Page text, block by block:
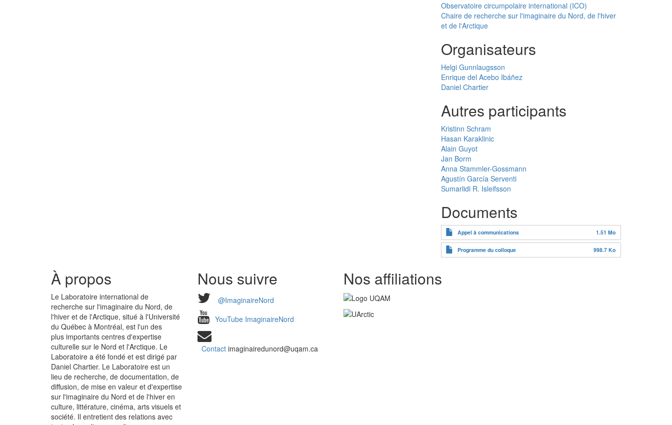
Observatoire circumpolaire international (ICO)
Chaire de recherche sur l'imaginaire du Nord, de l'hiver
et de l'Arctique
Organisateurs
Helgi Gunnlaugsson
Enrique del Acebo Ibáñez
Daniel Chartier
Autres participants
Kristinn Schram
Hasan Karaklinic
Alain Guyot
Jan Borm
Anna Stammler-Gossmann
Agustín García Serventi
Sumarlidi R. Isleifsson
Documents
Appel à communications 1.51 Mo
Programme du colloque 998.7 Ko
À propos
Le Laboratoire international de
recherche sur l'imaginaire du Nord, de
l'hiver et de l'Arctique, situé à l'Université
du Québec à Montréal, est l'un des
plus importants centres d'expertise
culturelle sur le Nord et l'Arctique. Le
Laboratoire a été fondé et est dirigé par
Daniel Chartier. Le Laboratoire est un
lieu de recherche, de documentation, de
diffusion, de mise en valeur et d'expertise
sur l'imaginaire du Nord et de l'hiver en
culture, littérature, cinéma, arts visuels et
société. Il entretient des relations avec
Nous suivre
@ImaginaireNord
YouTube ImaginaireNord
Contactimaginairedunord@uqam.ca
Nos affiliations